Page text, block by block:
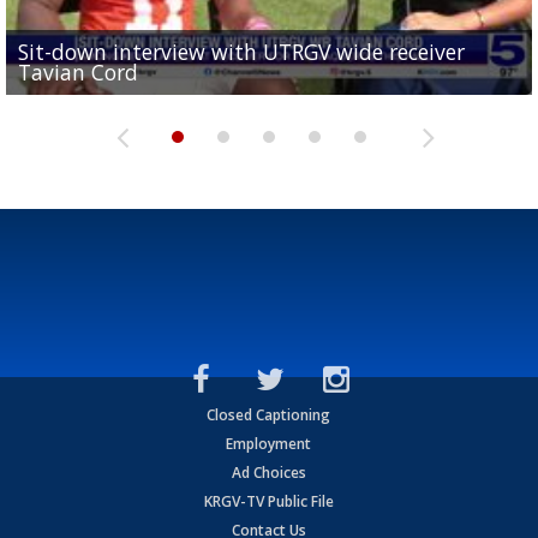
Sit-down interview with UTRGV wide receiver
Tavian Cord
Two-a-Day Tour 2026: Raymondville Bearkats
Two-a-Day Tour 2026: Port Isabel Tarpons
UTRGV football ranks fourth in SLC preseason poll
and receiving votes in...
Two-a-Day Tour 2026: Santa Rosa Warriors
Closed Captioning
Employment
Ad Choices
KRGV-TV Public File
Contact Us